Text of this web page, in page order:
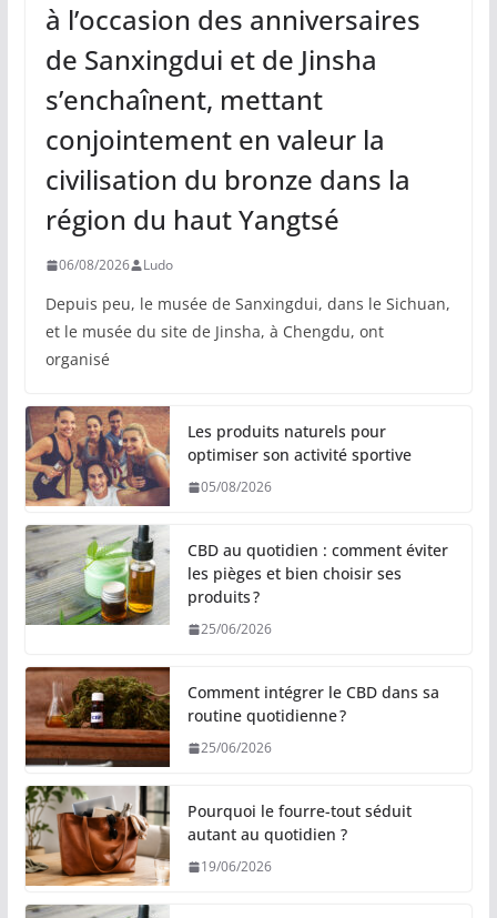
à l’occasion des anniversaires
de Sanxingdui et de Jinsha
s’enchaînent, mettant
conjointement en valeur la
civilisation du bronze dans la
région du haut Yangtsé
06/08/2026 Ludo
Depuis peu, le musée de Sanxingdui, dans le Sichuan,
et le musée du site de Jinsha, à Chengdu, ont
organisé
Les produits naturels pour
optimiser son activité sportive
05/08/2026
CBD au quotidien : comment éviter
les pièges et bien choisir ses
produits ?
25/06/2026
Comment intégrer le CBD dans sa
routine quotidienne ?
25/06/2026
Pourquoi le fourre-tout séduit
autant au quotidien ?
19/06/2026